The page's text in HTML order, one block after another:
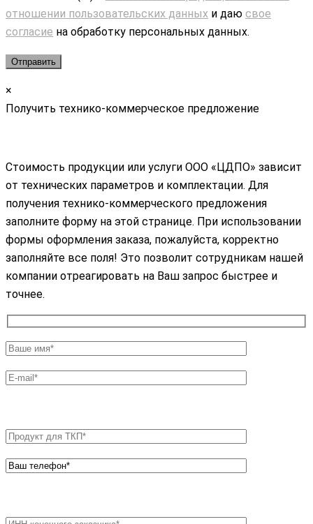
отношении пользовательских данных и даю свое
согласие на обработку персональных данных.
×
Получить технико-коммерческое предложение
Стоимость продукции или услуги ООО «ЦДПО» зависит
от технических параметров и комплектации. Для
получения технико-коммерческого предложения
заполните форму на этой странице. При использовании
формы оформления заказа, пожалуйста, корректно
заполняйте все поля! Это позволит сотрудникам нашей
компании отреагировать на Ваш запрос быстрее и
точнее.